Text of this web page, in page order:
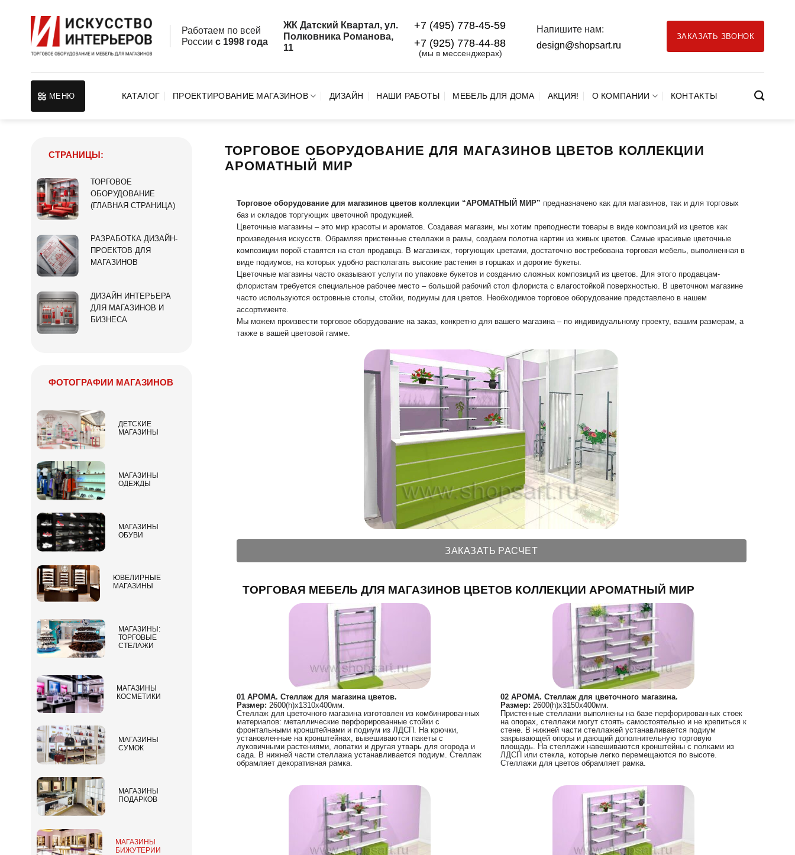
Работаем по всей
России с 1998 года
ЖК Датский Квартал, ул.
Полковника Романова,
11
+7 (495) 778-45-59
+7 (925) 778‑44‑88
(мы в мессенджерах)
Напишите нам:
design@shopsart.ru
ЗАКАЗАТЬ ЗВОНОК
МЕНЮ КАТАЛОГ ПРОЕКТИРОВАНИЕ МАГАЗИНОВ ДИЗАЙН НАШИ РАБОТЫ МЕБЕЛЬ ДЛЯ ДОМА АКЦИЯ! О КОМПАНИИ КОНТАКТЫ
ТОРГОВОЕ ОБОРУДОВАНИЕ ДЛЯ МАГАЗИНОВ ЦВЕТОВ КОЛЛЕКЦИИ
АРОМАТНЫЙ МИР
Торговое оборудование для магазинов цветов коллекции “АРОМАТНЫЙ МИР” предназначено как для магазинов, так и для торговых
баз и складов торгующих цветочной продукцией.
Цветочные магазины – это мир красоты и ароматов. Создавая магазин, мы хотим преподнести товары в виде композиций из цветов как
произведения искусств. Обрамляя пристенные стеллажи в рамы, создаем полотна картин из живых цветов. Самые красивые цветочные
композиции порой ставятся на стол продавца. В магазинах, торгующих цветами, достаточно востребована торговая мебель, выполненная в
виде подиумов, на которых удобно располагать высокие растения в горшках и дорогие букеты.
Цветочные магазины часто оказывают услуги по упаковке букетов и созданию сложных композиций из цветов. Для этого продавцам-
флористам требуется специальное рабочее место – большой рабочий стол флориста с влагостойкой поверхностью. В цветочном магазине
часто используются островные столы, стойки, подиумы для цветов. Необходимое торговое оборудование представлено в нашем
ассортименте.
Мы можем произвести торговое оборудование на заказ, конкретно для вашего магазина – по индивидуальному проекту, вашим размерам, а
также в вашей цветовой гамме.
ЗАКАЗАТЬ РАСЧЕТ
ТОРГОВАЯ МЕБЕЛЬ ДЛЯ МАГАЗИНОВ ЦВЕТОВ КОЛЛЕКЦИИ АРОМАТНЫЙ МИР
01 АРОМА. Стеллаж для магазина цветов.
Размер: 2600(h)х1310х400мм.
Стеллаж для цветочного магазина изготовлен из комбинированных
материалов: металлические перфорированные стойки с
фронтальными кронштейнами и подиум из ЛДСП. На крючки,
установленные на кронштейнах, вывешиваются пакеты с
луковичными растениями, лопатки и другая утварь для огорода и
сада. В нижней части стеллажа устанавливается подиум. Стеллаж
обрамляет декоративная рамка.
02 АРОМА. Стеллаж для цветочного магазина.
Размер: 2600(h)х3150х400мм.
Пристенные стеллажи выполнены на базе перфорированных стоек
на опорах, стеллажи могут стоять самостоятельно и не крепиться к
стене. В нижней части стеллажей устанавливается подиум
закрывающей опоры и дающий дополнительную торговую
площадь. На стеллажи навешиваются кронштейны с полками из
ЛДСП или стекла, которые легко перемещаются по высоте.
Стеллажи для цветов обрамляет рамка.
СТРАНИЦЫ:
ТОРГОВОЕ
ОБОРУДОВАНИЕ
(ГЛАВНАЯ СТРАНИЦА)
РАЗРАБОТКА ДИЗАЙН-
ПРОЕКТОВ ДЛЯ
МАГАЗИНОВ
ДИЗАЙН ИНТЕРЬЕРА
ДЛЯ МАГАЗИНОВ И
БИЗНЕСА
ФОТОГРАФИИ МАГАЗИНОВ
ДЕТСКИЕ
МАГАЗИНЫ
МАГАЗИНЫ
ОДЕЖДЫ
МАГАЗИНЫ
ОБУВИ
ЮВЕЛИРНЫЕ
МАГАЗИНЫ
МАГАЗИНЫ:
ТОРГОВЫЕ
СТЕЛАЖИ
МАГАЗИНЫ
КОСМЕТИКИ
МАГАЗИНЫ
СУМОК
МАГАЗИНЫ
ПОДАРКОВ
МАГАЗИНЫ
БИЖУТЕРИИ